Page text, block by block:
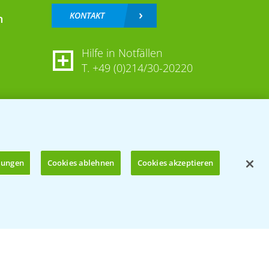
KONTAKT
Hilfe in Notfällen
T. +49 (0)214/30-20220
Cookies ablehnen Cookies akzeptieren